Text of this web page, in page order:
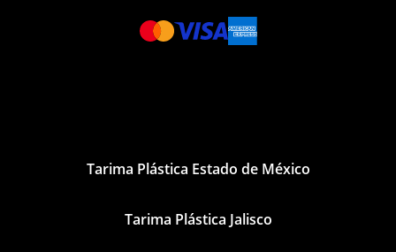
Tarima Plástica Estado de México
Tarima Plástica Jalisco